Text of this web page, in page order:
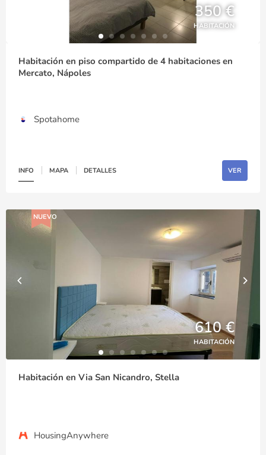
350 €
HABITACIÓN
Habitación en piso compartido de 4 habitaciones en
Mercato, Nápoles
Spotahome
INFO MAPA DETALLES VER
NUEVO
610 €
HABITACIÓN
Habitación en Via San Nicandro, Stella
HousingAnywhere